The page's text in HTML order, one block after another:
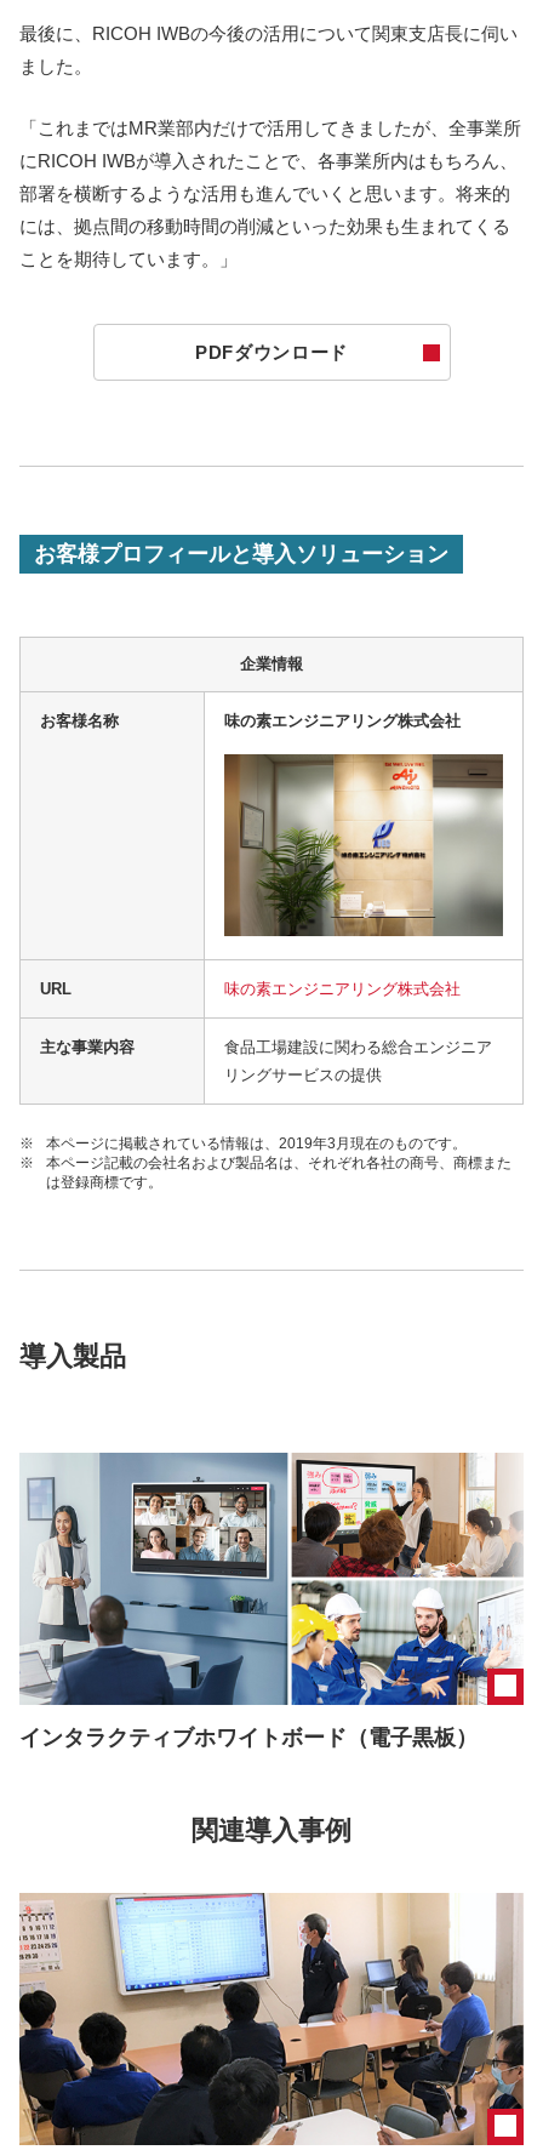
最後に、RICOH IWBの今後の活用について関東支店長に伺い
ました。
「これまではMR業部内だけで活用してきましたが、全事業所
にRICOH IWBが導入されたことで、各事業所内はもちろん、
部署を横断するような活用も進んでいくと思います。将来的
には、拠点間の移動時間の削減といった効果も生まれてくる
ことを期待しています。」
PDFダウンロード
お客様プロフィールと導入ソリューション
企業情報
お客様名称 味の素エンジニアリング株式会社
URL 味の素エンジニアリング株式会社
主な事業内容
食品工場建設に関わる総合エンジニア
リングサービスの提供
※
本ページに掲載されている情報は、2019年3月現在のものです。
※
本ページ記載の会社名および製品名は、それぞれ各社の商号、商標また
は登録商標です。
導入製品
インタラクティブホワイトボード（電子黒板）
関連導入事例